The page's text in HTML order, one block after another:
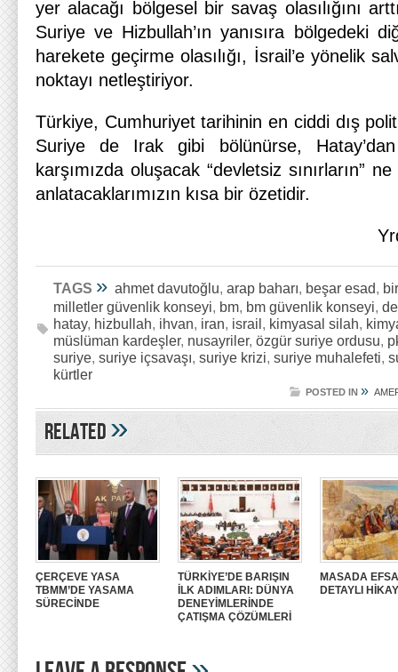
yer alacağı bölgesel bir savaş olasılığını
Suriye ve Hizbullah’ın yanısıra bölgedeki
harekete geçirme olasılığı, İsrail’e yönelik
noktayı netleştiriyor.
Türkiye, Cumhuriyet tarihinin en ciddi dış
Suriye de Irak gibi bölünürse, Hatay’dan
karşımızda oluşacak “devletsiz sınırların”
anlatacaklarımızın kısa bir özetidir.
TAGS » ahmet davutoğlu, arap baharı, beşar esad,
milletler güvenlik konseyi, bm, bm güvenlik konseyi,
hatay, hizbullah, ihvan, iran, israil, kimyasal silah,
müslüman kardeşler, nusayriler, özgür suriye ordusu,
suriye, suriye içsavaşı, suriye krizi, suriye muhalefeti,
kürtler
POSTED IN »
Related»
ÇERÇEVE YASA
TBMM’DE YASAMA
SÜRECİNDE
TÜRKİYE’DE BARIŞIN
İLK ADIMLARI: DÜNYA
DENEYİMLERİNDE
ÇATIŞMA ÇÖZÜMLERİ
MASADA
DETAYLI